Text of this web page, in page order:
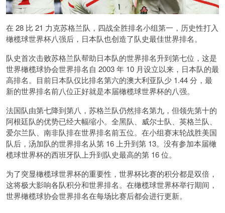
在 28 比 21 力克苏格兰队，四战全胜排名小组第一，历史性打入
橄榄球世界杯八强后，日本队也创造了队史最佳世界排名。
队史首次击败苏格兰队帮助日本队的世界排名升到第七位，这是
世界橄榄球协会世界排名自 2003 年 10 月设立以来，日本队的最
高排名。目前日本队仅比排名第六的澳大利亚队少 1.44 分，最
新的世界排名前八位正好就是本届橄榄球世界杯的八强。
法国队由第七降到第八，苏格兰队仍然排名第九，但领先第十的
阿根廷队的优势已经大幅缩小。全黑队、威尔士队、英格兰队、
爱尔兰队、南非队排在世界排名前五位。在小组赛末轮战胜美国
队后，汤加队的世界排名从第 16 上升到第 13。没有参加本届橄
榄球世界杯的西班牙队上升到队史最高的第 16 位。
为了突显橄榄球世界杯的重要性，世界杯比赛的积分都是双倍，
这将极大影响各队积分和世界排名。在橄榄球世界杯举行期间，
世界橄榄球协会世界排名在每场比赛后都会进行更新。